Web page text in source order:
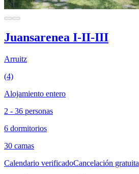
Juansarenea I-II-III
Arruitz
(4)
Alojamiento entero
2 - 36 personas
6 dormitorios
30 camas
Calendario verificadoCancelación gratuita